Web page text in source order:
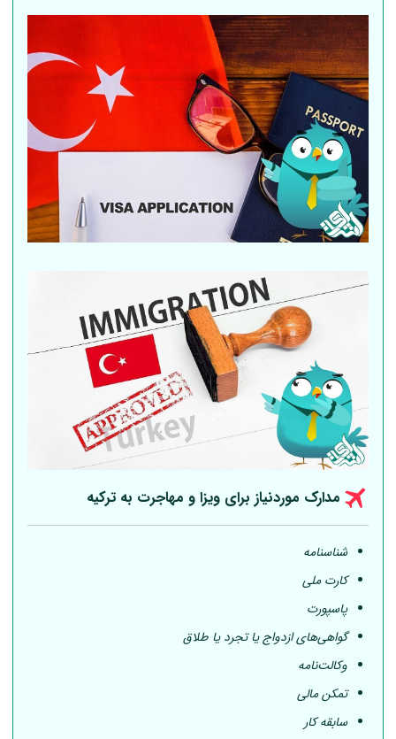
مدارک موردنیاز برای ویزا و مهاجرت به ترکیه
شناسنامه
کارت ملی
پاسپورت
گواهی‌های ازدواج یا تجرد یا طلاق
وکالت‌نامه
تمکن مالی
سابقه کار